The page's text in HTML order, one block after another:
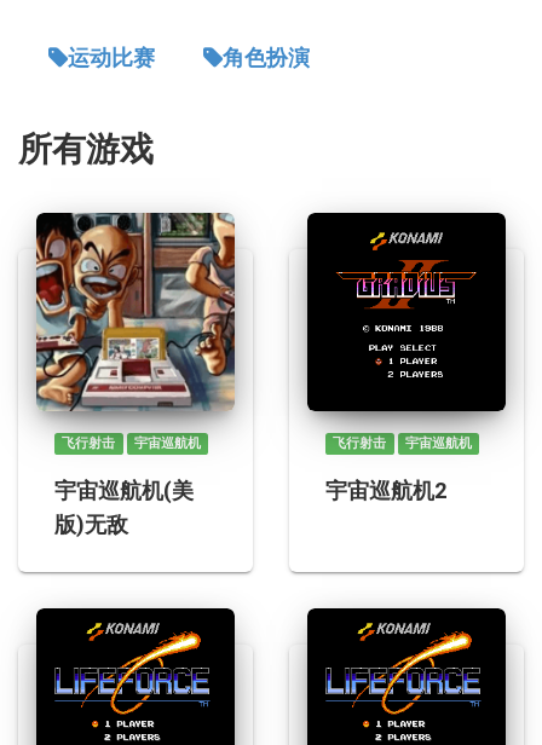
运动比赛 角色扮演
所有游戏
飞行射击 宇宙巡航机
宇宙巡航机(美
版)无敌
飞行射击 宇宙巡航机
宇宙巡航机2